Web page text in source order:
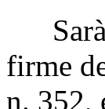
Sarà
firme
n. 352,